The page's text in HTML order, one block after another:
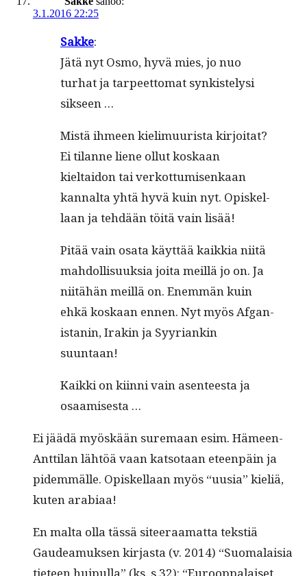
3.1.2016 22:25
Sakke:
Jätä nyt Osmo, hyvä mies, jo nuo
turhat ja tarpeet­tomat synkistelysi
sikseen …
Mis­tä ihmeen kie­limuurista kir­joi­tat?
Ei tilanne liene ollut koskaan
kieltaidon tai verkot­tumisenkaan
kannal­ta yhtä hyvä kuin nyt. Opiskel­
laan ja tehdään töitä vain lisää!
Pitää vain osa­ta käyt­tää kaikkia niitä
mah­dol­lisuuk­sia joi­ta meil­lä jo on. Ja
niitähän meil­lä on. Enem­män kuin
ehkä koskaan ennen. Nyt myös Afgan­
istanin, Irakin ja Syyr­i­ankin
suuntaan!
Kaik­ki on kiin­ni vain asen­teesta ja
osaamisesta …
Ei jäädä myöskään sure­maan esim. Hämeen-
Antti­lan lähtöä vaan kat­so­taan eteen­päin ja
pidem­mälle. Opiskel­laan myös “uusia” kieliä,
kuten arabiaa!
En mal­ta olla tässä siteer­aa­mat­ta tek­stiä
Gaudea­muk­sen kir­jas­ta (v. 2014) “Suo­ma­laisia
tieteen huip­ul­la” (ks. s.32): “Euroop­palaiset